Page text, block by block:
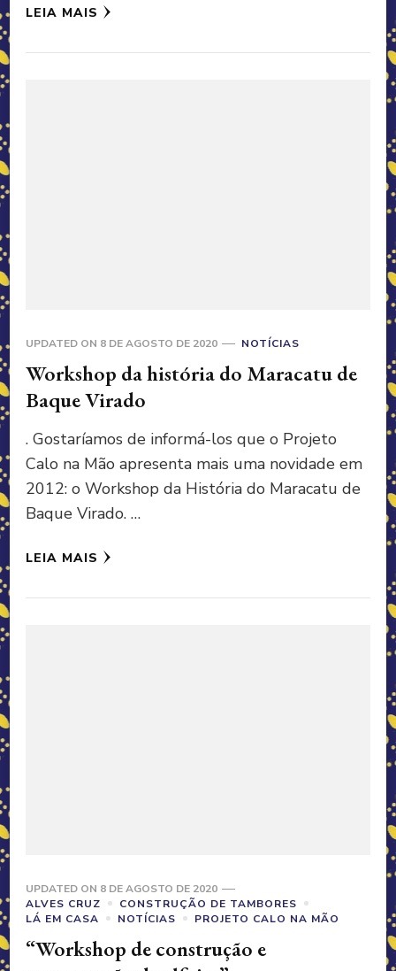
LEIA MAIS
UPDATED ON 8 DE AGOSTO DE 2020 NOTÍCIAS
Workshop da história do Maracatu de
Baque Virado
. Gostaríamos de informá-los que o Projeto
Calo na Mão apresenta mais uma novidade em
2012: o Workshop da História do Maracatu de
Baque Virado. …
LEIA MAIS
UPDATED ON 8 DE AGOSTO DE 2020
ALVES CRUZ
CONSTRUÇÃO DE TAMBORES
LÁ EM CASA
NOTÍCIAS PROJETO CALO NA MÃO
“Workshop de construção e